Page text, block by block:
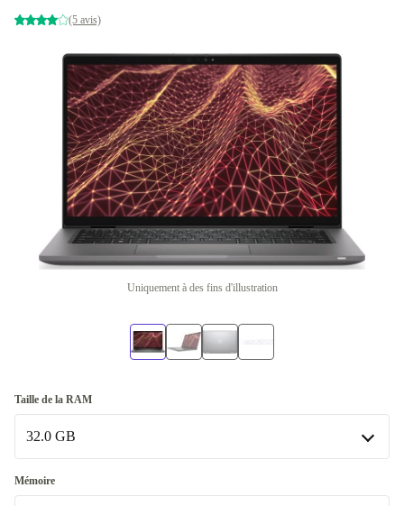
(5 avis)
Uniquement à des fins d'illustration
Taille de la RAM
32.0 GB
32.0 GB
Mémoire